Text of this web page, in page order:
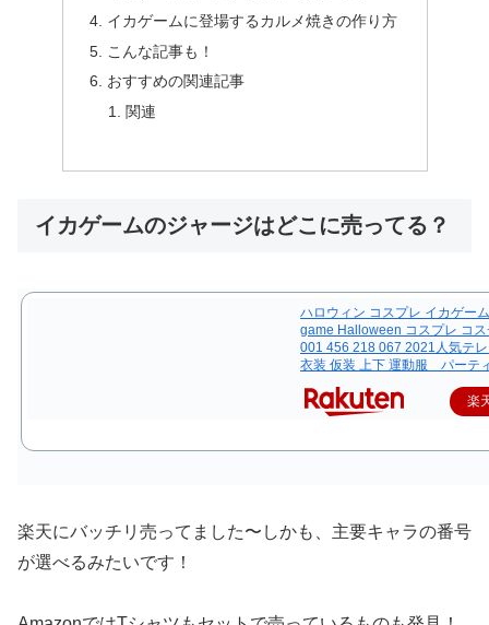
イカゲームに登場するカルメ焼きの作り方
こんな記事も！
おすすめの関連記事
関連
イカゲームのジャージはどこに売ってる？
ハロウィン コスプレ イカゲー
game Halloween コスプレ コ
001 456 218 067 2021人気テ
衣装 仮装 上下 運動服 パーテ
楽
楽天にバッチリ売ってました〜しかも、主要キャラの番号
が選べるみたいです！